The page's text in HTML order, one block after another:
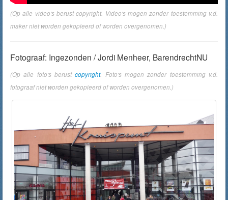
(Op alle video's berust copyright. Video's mogen zonder toestemming v.d.
maker niet worden gekopieerd of worden overgenomen.)
Fotograaf: Ingezonden / Jordi Menheer, BarendrechtNU
(Op alle foto's berustcopyright. Foto's mogen zonder toestemming v.d.
fotograaf niet worden gekopieerd of worden overgenomen.)